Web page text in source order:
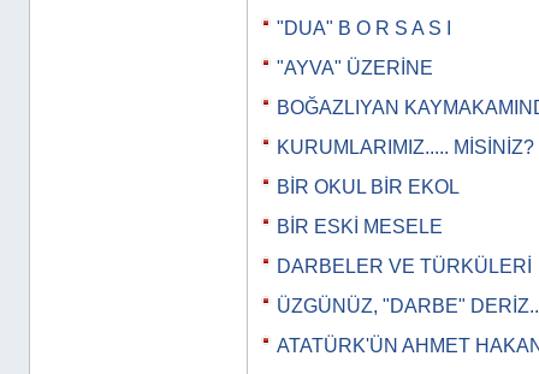
"DUA" B O R S A S I
"AYVA" ÜZERİNE
BOĞAZLIYAN
KURUMLARIMIZ..... MİSİNİZ?
BİR OKUL BİR EKOL
BİR ESKİ MESELE
DARBELER VE TÜRKÜLERİ
ÜZGÜNÜZ, "DARBE"
ATATÜRK'ÜN AHMET